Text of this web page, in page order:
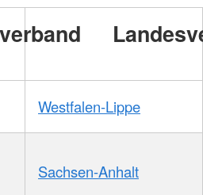
Westfalen-Lippe
Sachsen-Anhalt